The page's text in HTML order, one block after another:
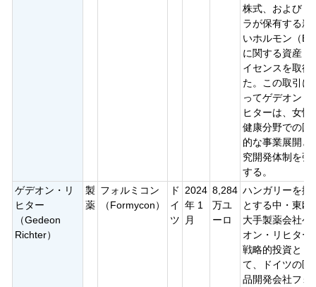
株式、およびミ
ラが保有する新
いホルモン（E4
に関する資産・
イセンスを取得
た。この取引に
ってゲデオン・
ヒターは、女性
健康分野での国
的な事業展開と
究開発体制を強
する。
ゲデオン・リ
ヒター
（Gedeon
Richter）
製
薬
フォルミコン
（Formycon）
ド
イ
ツ
2024
年 1
月
8,284
万ユ
ーロ
ハンガリーを拠
とする中・東欧
大手製薬会社ゲ
オン・リヒター
戦略的投資とし
て、ドイツの医
品開発会社フォ